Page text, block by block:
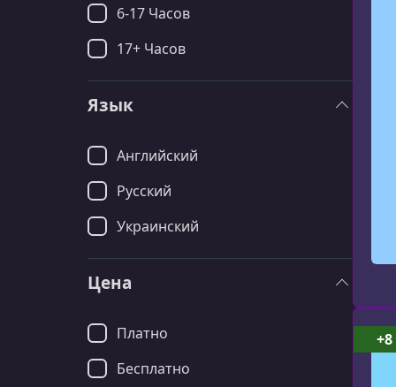
6-17 Часов
17+ Часов
Язык
Английский
Русский
Украинский
Цена
Платно
Бесплатно
+8